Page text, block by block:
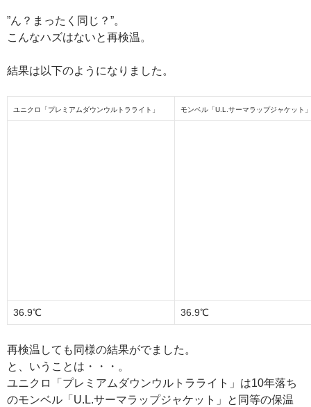
”ん？まったく同じ？”。
こんなハズはないと再検温。
結果は以下のようになりました。
ユニクロ「プレミアムダウンウルトラライト」 モンベル「U.L.サーマラップジャケット」
36.9℃ 36.9℃
再検温しても同様の結果がでました。
と、いうことは・・・。
ユニクロ「プレミアムダウンウルトラライト」は10年落ち
のモンベル「U.L.サーマラップジャケット」と同等の保温